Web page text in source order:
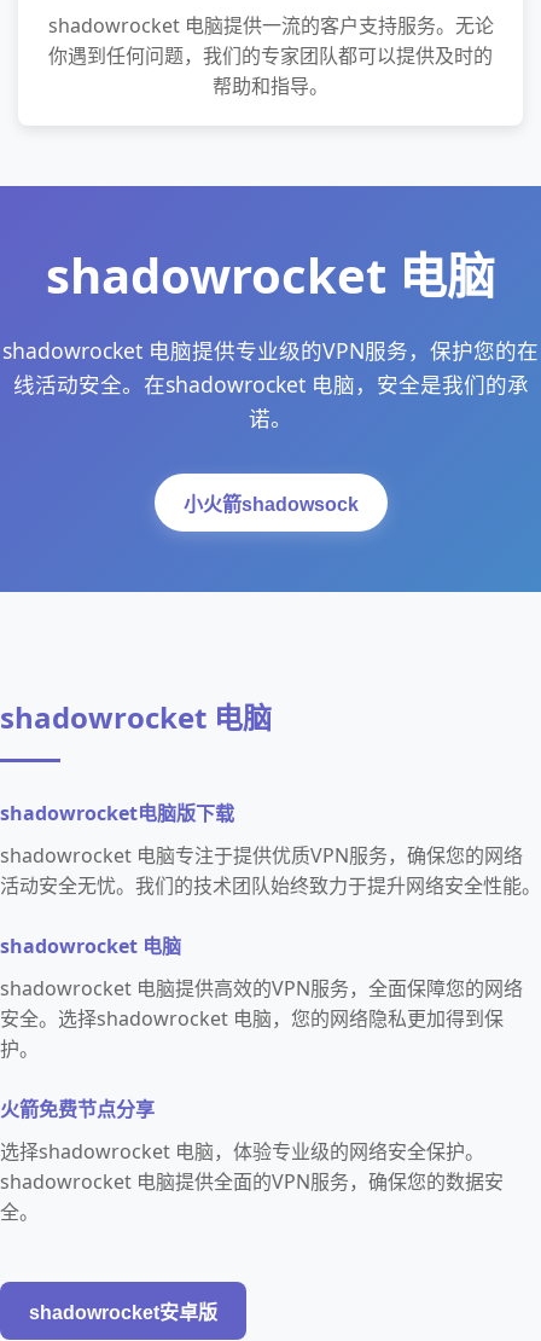
shadowrocket 电脑提供一流的客户支持服务。无论
你遇到任何问题，我们的专家团队都可以提供及时的
帮助和指导。
shadowrocket 电脑
shadowrocket 电脑提供专业级的VPN服务，保护您的在
线活动安全。在shadowrocket 电脑，安全是我们的承
诺。
小火箭shadowsock
shadowrocket 电脑
shadowrocket电脑版下载
shadowrocket 电脑专注于提供优质VPN服务，确保您的网络
活动安全无忧。我们的技术团队始终致力于提升网络安全性能。
shadowrocket 电脑
shadowrocket 电脑提供高效的VPN服务，全面保障您的网络
安全。选择shadowrocket 电脑，您的网络隐私更加得到保
护。
火箭免费节点分享
选择shadowrocket 电脑，体验专业级的网络安全保护。
shadowrocket 电脑提供全面的VPN服务，确保您的数据安
全。
shadowrocket安卓版